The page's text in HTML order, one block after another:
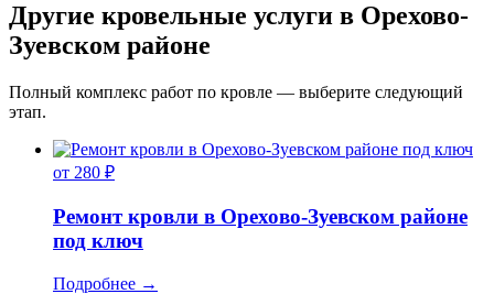
Другие кровельные услуги в Орехово-
Зуевском районе
Полный комплекс работ по кровле — выберите следующий
этап.
от 280 ₽
Ремонт кровли в Орехово-Зуевском районе
под ключ
Подробнее →